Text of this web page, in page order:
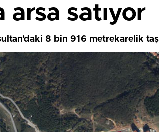
arsa satıyor
8 bin 916 metrekarelik